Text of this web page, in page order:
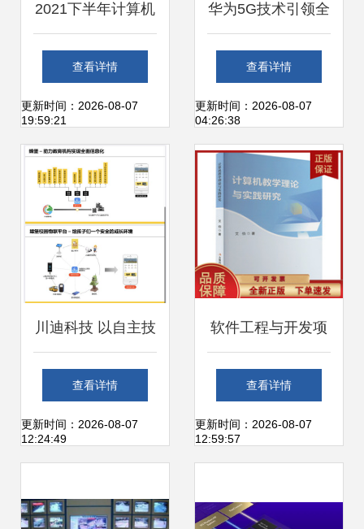
2021下半年计算机
行业投资策略 聚焦
四大科技主线，把
握软硬件技术开发
新机遇
查看详情
更新时间：2026-08-07
19:59:21
华为5G技术引领全
球潮流，生态链产
品再创辉煌，软硬
件协同开发构筑技
术护城河
查看详情
更新时间：2026-08-07
04:26:38
川迪科技 以自主技
术为底气，智慧校
园发展新篇章
查看详情
更新时间：2026-08-07
12:24:49
软件工程与开发项
目管理 驱动计算机
软硬件技术开发的
查看详情
更新时间：2026-08-07
12:59:57